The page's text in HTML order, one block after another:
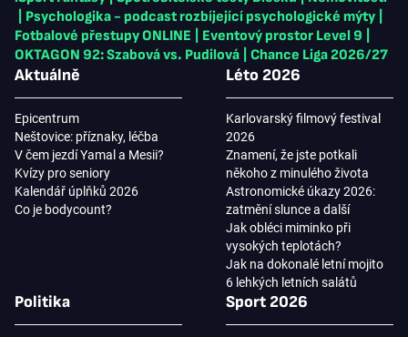
Psychologika - podcast rozbíjející psychologické mýty
Fotbalové přestupy ONLINE
Eventový prostor Level 9
OKTAGON 92: Szabová vs. Pudilová
Chance Liga 2026/27
Aktuálně
Epicentrum
Neštovice: příznaky, léčba
V čem jezdí Yamal a Mesii?
Kvízy pro seniory
Kalendář úplňků 2026
Co je bodycount?
Léto 2026
Karlovarský filmový festival
2026
Znamení, že jste potkali
někoho z minulého života
Astronomické úkazy 2026:
zatmění slunce a další
Jak obléci miminko při
vysokých teplotách?
Jak na dokonalé letní mojito
6 lehkých letních salátů
Politika Sport 2026